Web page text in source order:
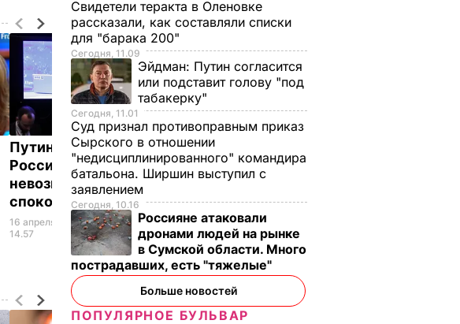
Путин: Война между
Россией и Украиной
невозможна. Живите
спокойно
16 апреля,
14.57
ВОЙНА В
УКРАИНЕ
Свидетели теракта в Оленовке
рассказали, как составляли списки
для "барака 200"
Сегодня, 11.09
Эйдман: Путин согласится
или подставит голову "под
табакерку"
Сегодня, 11.01
Суд признал противоправным приказ
Сырского в отношении
"недисциплинированного" командира
батальона. Ширшин выступил с
заявлением
Сегодня, 10.16
Россияне атаковали
дронами людей на рынке
в Сумской области. Много
пострадавших, есть "тяжелые"
Больше новостей
ПОПУЛЯРНОЕ БУЛЬВАР